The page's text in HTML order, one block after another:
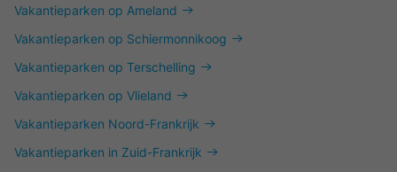
Vakantieparken op Ameland
Vakantieparken op Schiermonnikoog
Vakantieparken op Terschelling
Vakantieparken op Vlieland
Vakantieparken Noord-Frankrijk
Vakantieparken in Zuid-Frankrijk